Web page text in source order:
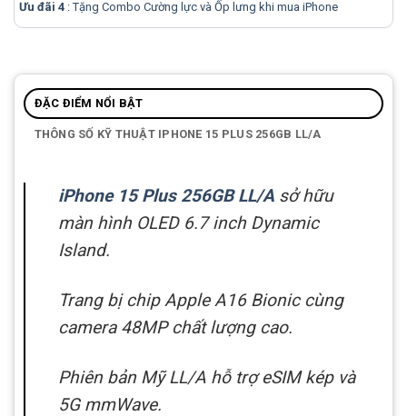
Ưu đãi 4 : Tặng Combo Cường lực và Ốp lưng khi mua iPhone
ĐẶC ĐIỂM NỔI BẬT
THÔNG SỐ KỸ THUẬT IPHONE 15 PLUS 256GB LL/A
iPhone 15 Plus 256GB LL/A sở hữu
màn hình OLED 6.7 inch Dynamic
Island.
Trang bị chip Apple A16 Bionic cùng
camera 48MP chất lượng cao.
Phiên bản Mỹ LL/A hỗ trợ eSIM kép và
5G mmWave.